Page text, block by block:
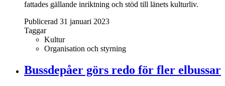
fattades gällande inriktning och stöd till länets kulturliv.
Publicerad 31 januari 2023
Taggar
Kultur
Organisation och styrning
Bussdepåer görs redo för fler elbussar